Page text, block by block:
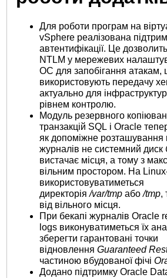
Для роботи програм на
vSphere реалізована
автентифікації. Це
NTLM у мережевих
ОС для запобігання атакам,
використовують передачу
актуально для
рівнем контролю.
Модуль резервного
транзакцій SQL і Oracle
як допоміжне розташування
журналів не системний диск
вистачає місця, а тому з
вільним простором. На
використовуватиметься
директорія/var/tmp або/tmp,
від вільного місця.
При бекапі журналів Oracle
logs виконуватиметься їх
зберегти гарантовані точки
відновленняGuaranteed
частиною вбудованої фічі
Додано підтримку Oracle